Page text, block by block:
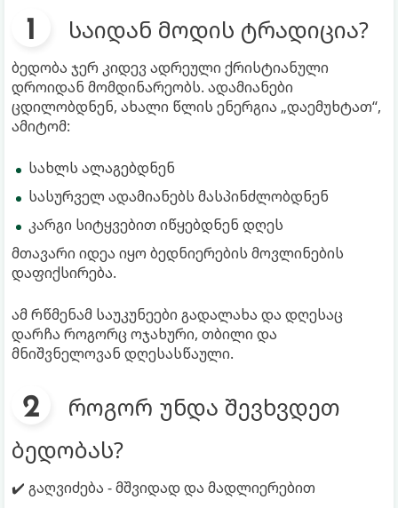
საიდან მოდის ტრადიცია?
ბედობა ჯერ კიდევ ადრეული ქრისტიანული
დროიდან მომდინარეობს. ადამიანები
ცდილობდნენ, ახალი წლის ენერგია „დაემუხტათ“,
ამიტომ:
სახლს ალაგებდნენ
სასურველ ადამიანებს მასპინძლობდნენ
კარგი სიტყვებით იწყებდნენ დღეს
მთავარი იდეა იყო ბედნიერების მოვლინების
დაფიქსირება.
ამ რწმენამ საუკუნეები გადალახა და დღესაც
დარჩა როგორც ოჯახური, თბილი და
მნიშვნელოვან დღესასწაული.
როგორ უნდა შევხვდეთ
ბედობას?
✔️ გაღვიძება - მშვიდად და მადლიერებით